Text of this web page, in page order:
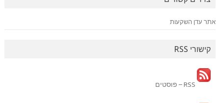
אתר עדן השקעות
קישורי RSS
RSS – פוסטים